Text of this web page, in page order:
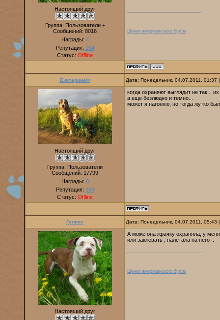
Настоящий друг
Группа: Пользователи +
Сообщений: 8016
Награды: 4
Репутация: 154
Статус: Offline
Щенки американского булли
ЕкатеринаФ Дата: Понедельник, 04.07.2011,
Настоящий друг
Группа: Пользователи
Сообщений: 17799
Награды: 0
Репутация: 150
Статус: Offline
когда охраняют выглядит не так...
а еще безлюдно и темно...
может я нагоняю, но тогда жутко
Гелиос Дата: Понедельник, 04.07.2011,
Настоящий друг
А може она жрачку охраняла, у
или заклевать , налетала на него ..
Щенки американского булли